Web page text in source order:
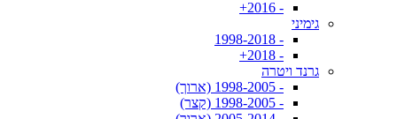
- 2016+
גימיני
- 1998-2018
- 2018+
גרנד ויטרה
- 1998-2005 (ארוך)
- 1998-2005 (קצר)